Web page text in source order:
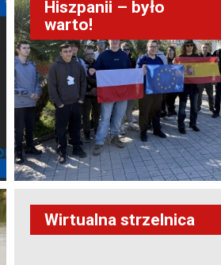
Hiszpanii – było
warto!
Wirtualna strzelnica